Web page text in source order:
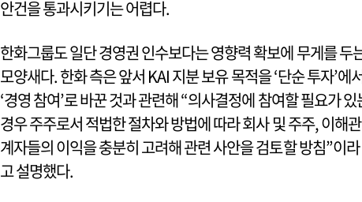
안건을 통과시키기는 어렵다.
한화그룹도 일단 경영권 인수보다는 영향력 확보에 무게를 두
모양새다. 한화 측은 앞서 KAI 지분 보유 목적을 ‘단순 투자’에
‘경영 참여’로 바꾼 것과 관련해 “의사결정에 참여할 필요가 있
경우 주주로서 적법한 절차와 방법에 따라 회사 및 주주, 이해관
계자들의 이익을 충분히 고려해 관련 사안을 검토할 방침”이라
고 설명했다.